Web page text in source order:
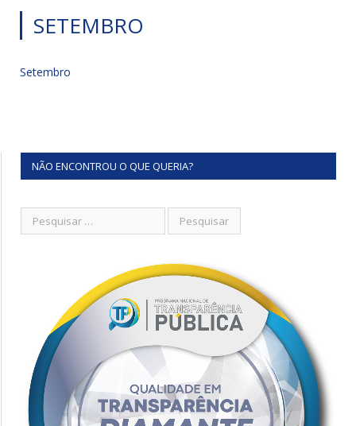
SETEMBRO
Setembro
NÃO ENCONTROU O QUE QUERIA?